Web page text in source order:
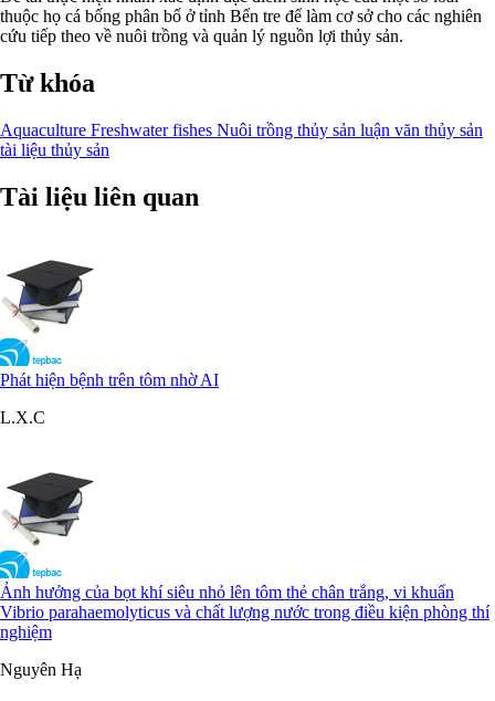
thuộc họ cá bống phân bố ở tỉnh Bến tre để làm cơ sở cho các nghiên
cứu tiếp theo về nuôi trồng và quản lý nguồn lợi thủy sản.
Từ khóa
Aquaculture Freshwater fishes Nuôi trồng thủy sản luận văn thủy sản
tài liệu thủy sản
Tài liệu liên quan
Phát hiện bệnh trên tôm nhờ AI
L.X.C
Ảnh hưởng của bọt khí siêu nhỏ lên tôm thẻ chân trắng, vi khuẩn
Vibrio parahaemolyticus và chất lượng nước trong điều kiện phòng thí
nghiệm
Nguyên Hạ